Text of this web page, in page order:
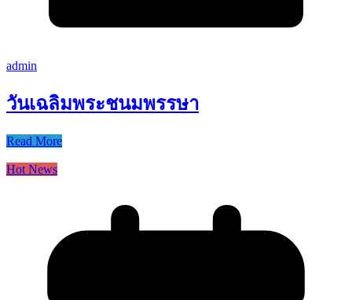
admin
วันเฉลิมพระชนมพรรษา
Read More
Hot News